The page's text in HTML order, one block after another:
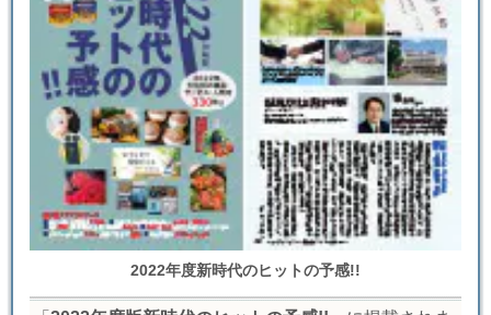
2022年度新時代のヒットの予感!!